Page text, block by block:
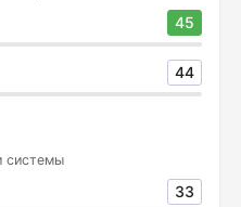
45
44
системы
33